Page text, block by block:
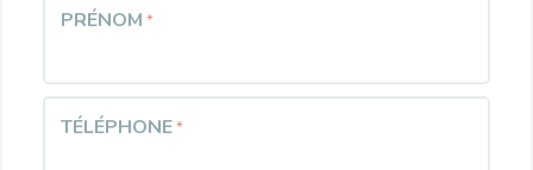
PRÉNOM *
TÉLÉPHONE*